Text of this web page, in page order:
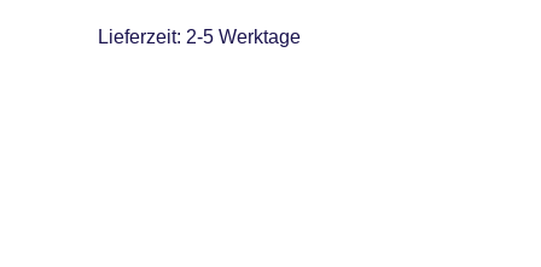
Lieferzeit: 2-5 Werktage